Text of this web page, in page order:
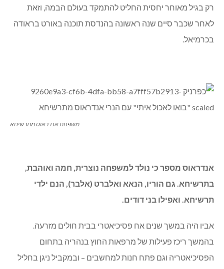
רק בגיל מאוחר יחסית החליט להתמקד בעולם הבמה, וזאת
לאחר שכבר סיים שנה ראשונה בהנדסת תוכנה באורט בראודה
בכרמיאל.
משפחת אנדראוס מתרשיחא
אנדראוס מספר כי נולד למשפחה נוצרית, חמה ואוהבת,
בתרשיחא. גם הוריו, הנאא ואלברט (אלבר), הנם ילדי
תרשיחא. ואפילו בני דודים.
אביו היה במשך שנים אח פסיכיאטרי בבית חולים מזרעה.
בהמשך ריכז פעילות של מרפאות החוץ בנהריה בתחום
הפסיכיאטריה וגם פתח חנות למחשבים – ובמקביל ניגן בחליל